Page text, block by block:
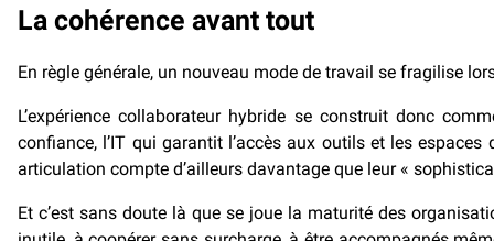
La cohérence avant tout
En règle générale, un nouveau mode de travail se fragilise
L’expérience collaborateur hybride se construit donc
confiance, l’IT qui garantit l’accès aux outils et les
articulation compte d’ailleurs davantage que leur «
Et c’est sans doute là que se joue la maturité des